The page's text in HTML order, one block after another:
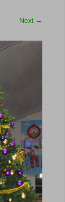
Next →